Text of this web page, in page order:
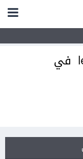
ما الفرق بين var و let في